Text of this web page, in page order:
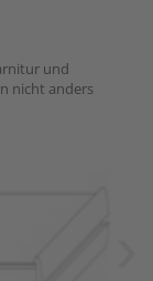
und
nicht anders